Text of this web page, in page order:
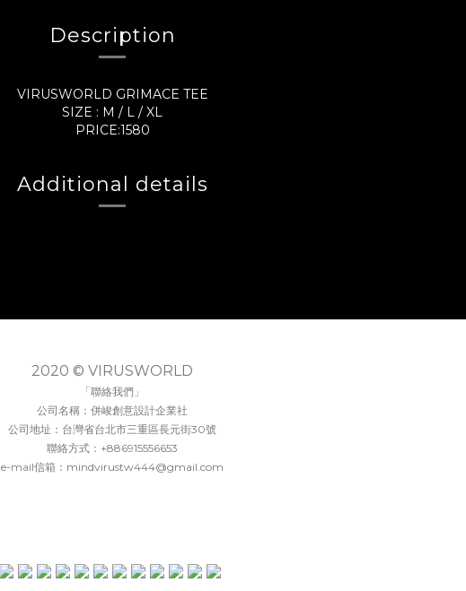
Description
VIRUSWORLD GRIMACE TEE
SIZE : M / L / XL
PRICE:1580
Additional details
2020 © VIRUSWORLD
「聯絡我們」
公司名稱：併峻創意設計企業社
公司地址：台灣省台北市三重區長元街30號
聯絡方式：+886915556653
e-mail信箱：mindvirustw444@gmail.com